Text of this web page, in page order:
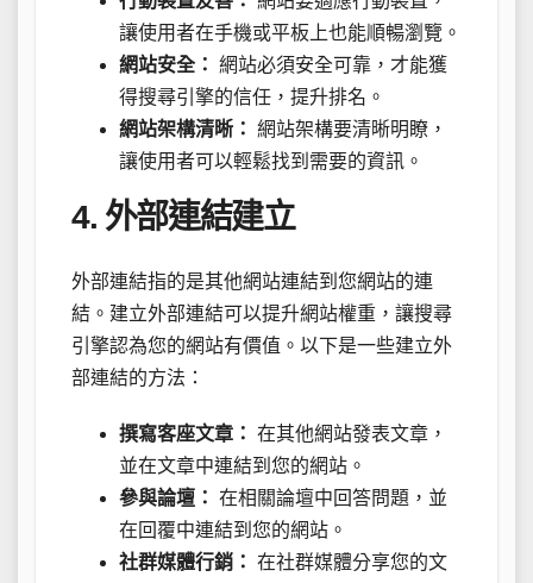
讓使用者在手機或平板上也能順暢瀏覽。
網站安全： 網站必須安全可靠，才能獲
得搜尋引擎的信任，提升排名。
網站架構清晰： 網站架構要清晰明瞭，
讓使用者可以輕鬆找到需要的資訊。
4. 外部連結建立
外部連結指的是其他網站連結到您網站的連
結。建立外部連結可以提升網站權重，讓搜尋
引擎認為您的網站有價值。以下是一些建立外
部連結的方法：
撰寫客座文章： 在其他網站發表文章，
並在文章中連結到您的網站。
參與論壇： 在相關論壇中回答問題，並
在回覆中連結到您的網站。
社群媒體行銷： 在社群媒體分享您的文